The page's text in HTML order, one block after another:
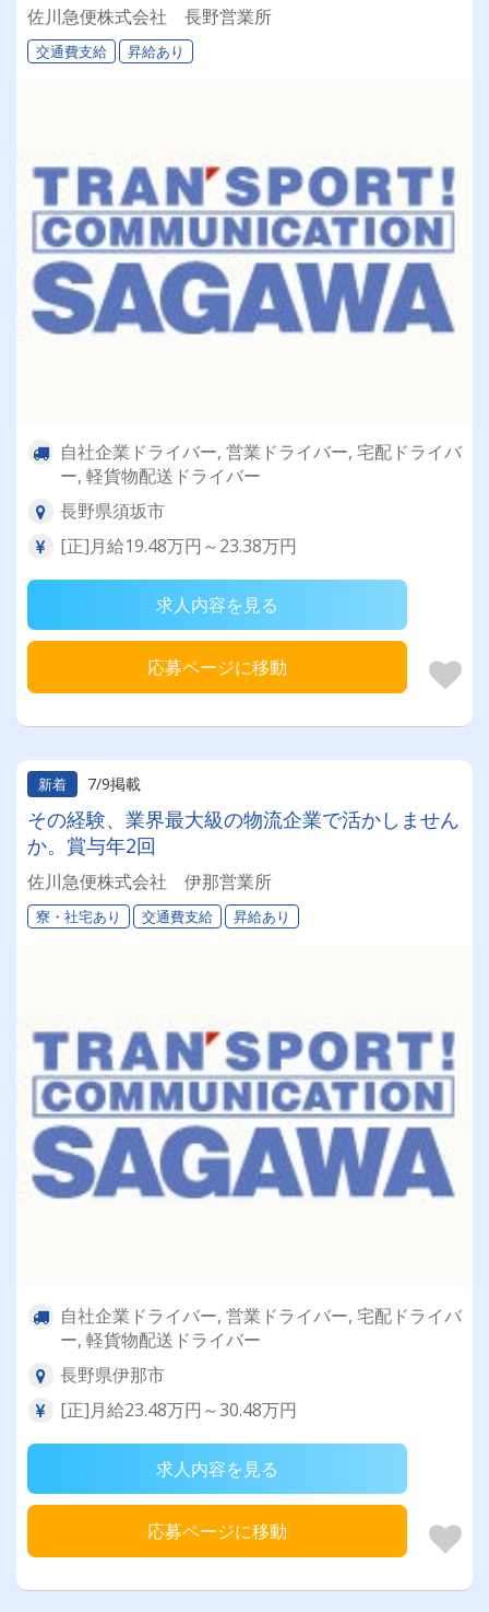
佐川急便株式会社 長野営業所
交通費支給 昇給あり
自社企業ドライバー, 営業ドライバー, 宅配ドライバ
ー, 軽貨物配送ドライバー
長野県須坂市
[正]月給19.48万円～23.38万円
求人内容を見る
応募ページに移動
新着 7/9掲載
その経験、業界最大級の物流企業で活かしません
か。賞与年2回
佐川急便株式会社 伊那営業所
寮・社宅あり 交通費支給 昇給あり
自社企業ドライバー, 営業ドライバー, 宅配ドライバ
ー, 軽貨物配送ドライバー
長野県伊那市
[正]月給23.48万円～30.48万円
求人内容を見る
応募ページに移動